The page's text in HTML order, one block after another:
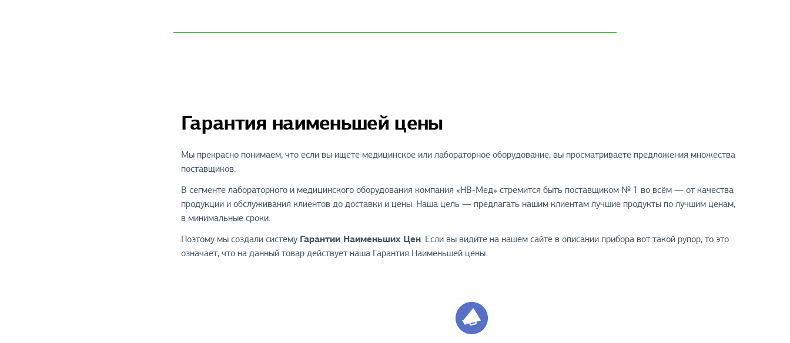
Гарантия наименьшей цены
Мы прекрасно понимаем, что если вы ищете медицинское или лабораторное оборудование, вы просматриваете предложения множества
поставщиков.
В сегменте лабораторного и медицинского оборудования компания «НВ-Мед» стремится быть поставщиком № 1 во всём — от качества
продукции и обслуживания клиентов до доставки и цены. Наша цель — предлагать нашим клиентам лучшие продукты по лучшим ценам,
в минимальные сроки.
Поэтому мы создали систему Гарантии Наименьших Цен. Если вы видите на нашем сайте в описании прибора вот такой рупор, то это
означает, что на данный товар действует наша Гарантия Наименьшей цены.